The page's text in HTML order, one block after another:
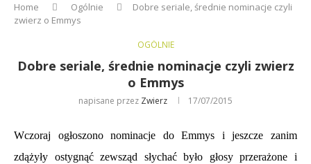
Home Ogólnie
Dobre seriale, średnie nominacje czyli
zwierz o Emmys
OGÓLNIE
Dobre seriale, średnie nominacje czyli zwierz
o Emmys
napisane przez Zwierz 17/07/2015
Wczoraj ogłoszono nominacje do Emmys i jeszcze zanim
zdążyły ostygnąć zewsząd słychać było głosy przerażone i